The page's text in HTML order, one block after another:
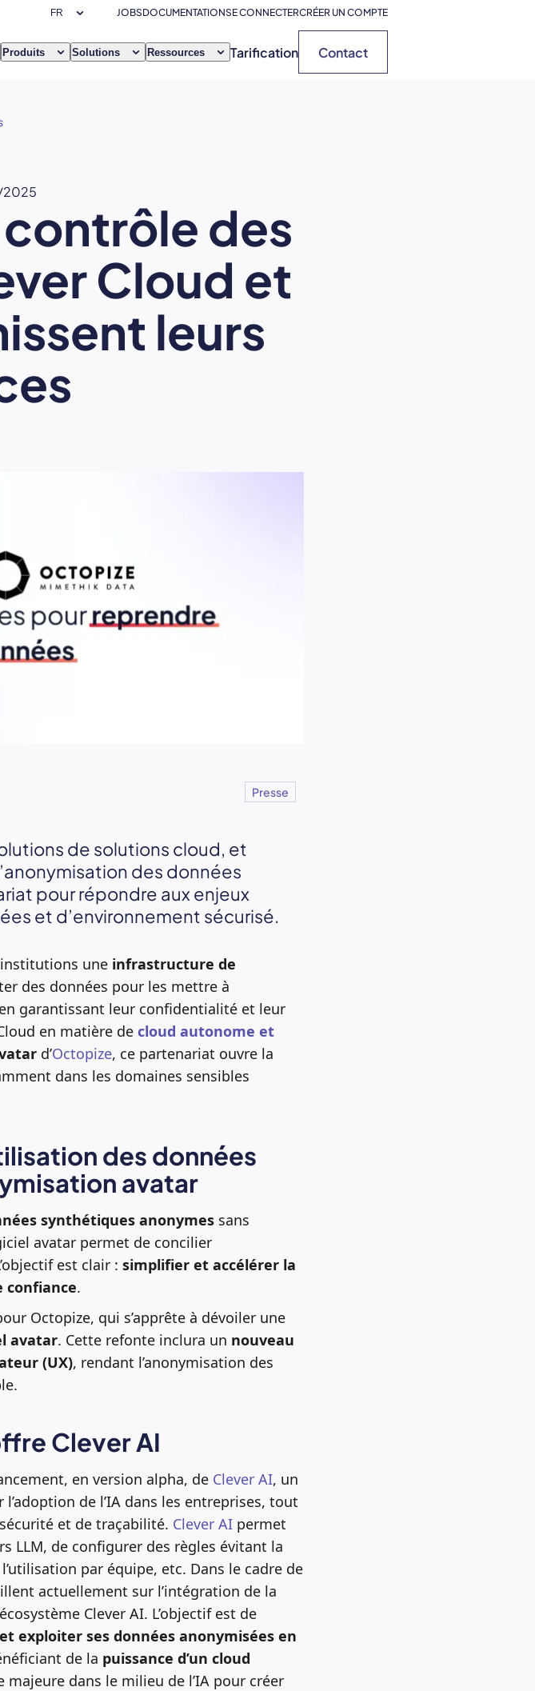
JOBSDOCUMENTATIONSE CONNECTERCRÉER UN COMPTE
Produits Solutions Ressources Tarification Contact
des
Cloud et
leurs
Presse
de solutions cloud, et
des données
pour répondre aux enjeux
et d’environnement sécurisé.
une infrastructure de
des données pour les mettre à
garantissant leur confidentialité et leur
en matière de cloud autonome et
d’Octopize, ce partenariat ouvre la
dans les domaines sensibles
des données
avatar
synthétiques anonymessans
avatar permet de concilier
est clair : simplifier et accélérer la
confiance.
Octopize, qui s’apprête à dévoiler une
avatar. Cette refonte inclura un nouveau
(UX), rendant l’anonymisation des
Clever AI
en version alpha, de Clever AI, un
de l’IA dans les entreprises, tout
et de traçabilité. Clever AIpermet
LLM, de configurer des règles évitant la
par équipe, etc. Dans le cadre de
actuellement sur l’intégration de la
Clever AI. L’objectif est de
exploiter ses données anonymisées en
de la puissance d’un cloud
majeure dans le milieu de l’IA pour créer